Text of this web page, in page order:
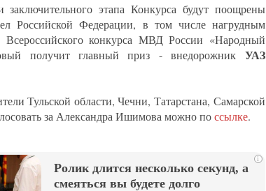
этапа Конкурса будут поощрены
Российской Федерации, в том числе нагрудным
конкурса МВД России «Народный
получит главный приз - внедорожник УАЗ
Тульской области, Чечни, Татарстана, Самарской
за Александра Ишимова можно поссылке.
i
Ролик длится несколько секунд, а
смеяться вы будете долго